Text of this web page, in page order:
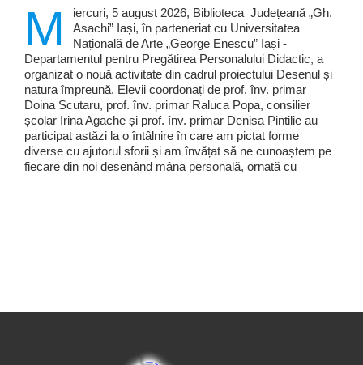
M
iercuri, 5 august 2026, Biblioteca Județeană „Gh.
Asachi” Iași, în parteneriat cu Universitatea
Națională de Arte „George Enescu” Iași -
Departamentul pentru Pregătirea Personalului Didactic, a
organizat o nouă activitate din cadrul proiectului Desenul și
natura împreună. Elevii coordonați de prof. înv. primar
Doina Scutaru, prof. înv. primar Raluca Popa, consilier
școlar Irina Agache și prof. înv. primar Denisa Pintilie au
participat astăzi la o întâlnire în care am pictat forme
diverse cu ajutorul sforii și am învățat să ne cunoaștem pe
fiecare din noi desenând mâna personală, ornată cu